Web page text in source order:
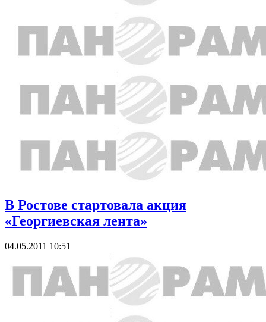
В Ростове стартовала акция
«Георгиевская лента»
04.05.2011 10:51